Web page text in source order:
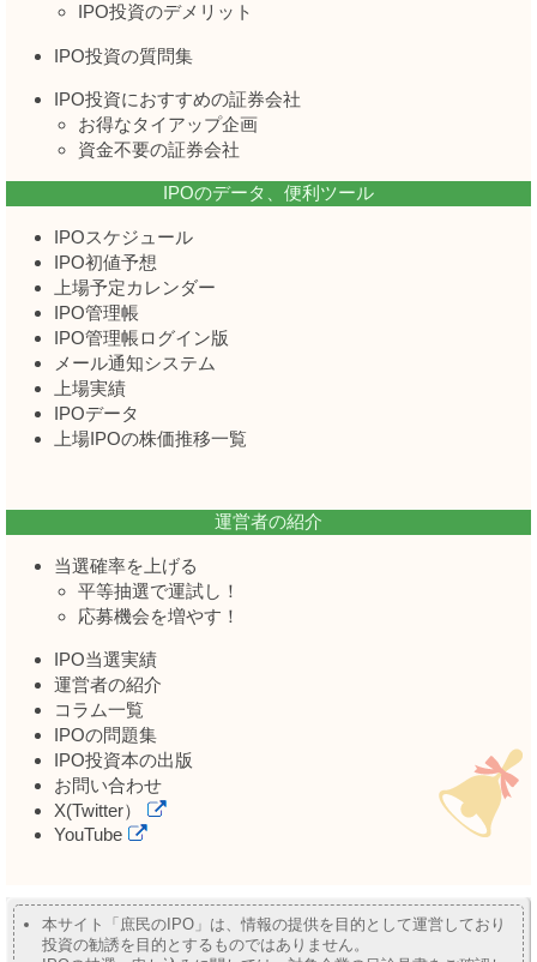
IPO投資のデメリット
IPO投資の質問集
IPO投資におすすめの証券会社
お得なタイアップ企画
資金不要の証券会社
IPOのデータ、便利ツール
IPOスケジュール
IPO初値予想
上場予定カレンダー
IPO管理帳
IPO管理帳ログイン版
メール通知システム
上場実績
IPOデータ
上場IPOの株価推移一覧
運営者の紹介
当選確率を上げる
平等抽選で運試し！
応募機会を増やす！
IPO当選実績
運営者の紹介
コラム一覧
IPOの問題集
IPO投資本の出版
お問い合わせ
X(Twitter）
YouTube
本サイト「庶民のIPO」は、情報の提供を目的として運営しており
投資の勧誘を目的とするものではありません。